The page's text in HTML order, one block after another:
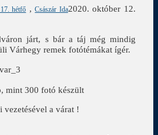
hétfő ,Császár Ida2020. október 12.
járt, s bár a táj még mindig
Várhegy remek fotótémákat ígér.
mint 300 fotó készült
a várat !